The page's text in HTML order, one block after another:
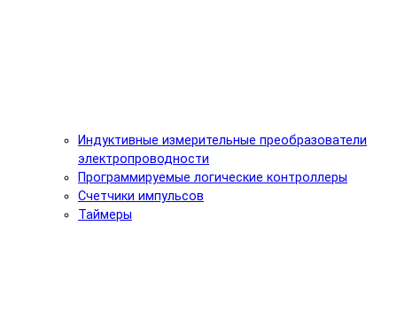
Индуктивные измерительные преобразователи
электропроводности
Программируемые логические контроллеры
Счетчики импульсов
Таймеры